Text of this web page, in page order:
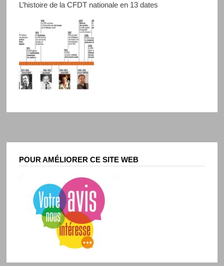
L’histoire de la CFDT nationale en 13 dates
POUR AMÉLIORER CE SITE WEB